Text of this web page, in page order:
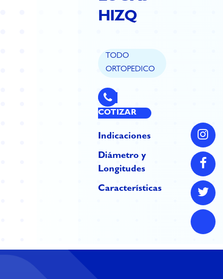
HIZQ
TODO
ORTOPEDICO
COTIZAR
Indicaciones
Diámetro y
Longitudes
Características